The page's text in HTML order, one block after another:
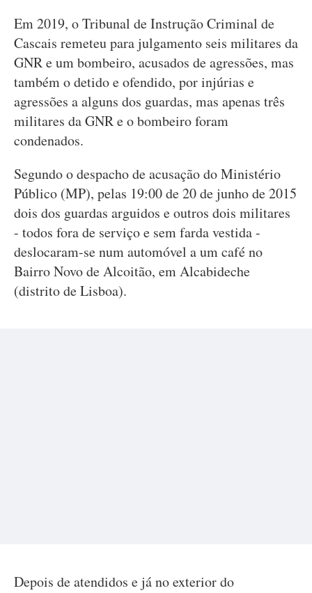
Em 2019, o Tribunal de Instrução Criminal de
Cascais remeteu para julgamento seis militares da
GNR e um bombeiro, acusados de agressões, mas
também o detido e ofendido, por injúrias e
agressões a alguns dos guardas, mas apenas três
militares da GNR e o bombeiro foram
condenados.
Segundo o despacho de acusação do Ministério
Público (MP), pelas 19:00 de 20 de junho de 2015
dois dos guardas arguidos e outros dois militares
- todos fora de serviço e sem farda vestida -
deslocaram-se num automóvel a um café no
Bairro Novo de Alcoitão, em Alcabideche
(distrito de Lisboa).
Depois de atendidos e já no exterior do